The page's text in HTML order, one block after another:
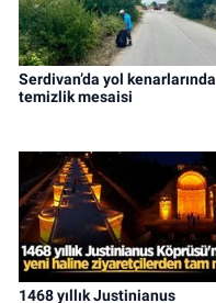
Serdivan’da yol kenarlarında
temizlik mesaisi
1468 yıllık Justinianus